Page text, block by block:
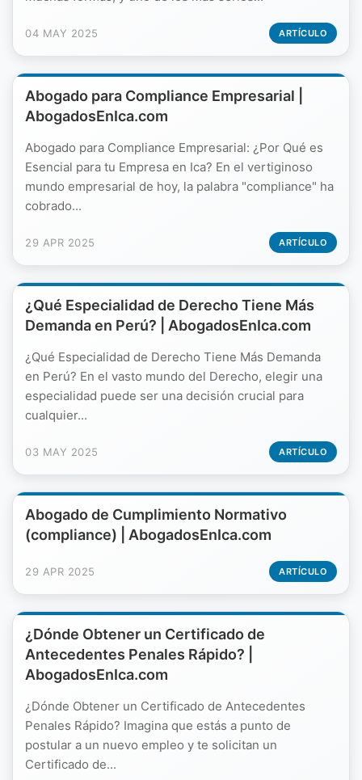
04 MAY 2025 ARTÍCULO
Abogado para Compliance Empresarial |
AbogadosEnIca.com
Abogado para Compliance Empresarial: ¿Por Qué es
Esencial para tu Empresa en Ica? En el vertiginoso
mundo empresarial de hoy, la palabra "compliance" ha
cobrado...
29 APR 2025 ARTÍCULO
¿Qué Especialidad de Derecho Tiene Más
Demanda en Perú? | AbogadosEnIca.com
¿Qué Especialidad de Derecho Tiene Más Demanda
en Perú? En el vasto mundo del Derecho, elegir una
especialidad puede ser una decisión crucial para
cualquier...
03 MAY 2025 ARTÍCULO
Abogado de Cumplimiento Normativo
(compliance) | AbogadosEnIca.com
29 APR 2025 ARTÍCULO
¿Dónde Obtener un Certificado de
Antecedentes Penales Rápido? |
AbogadosEnIca.com
¿Dónde Obtener un Certificado de Antecedentes
Penales Rápido? Imagina que estás a punto de
postular a un nuevo empleo y te solicitan un
Certificado de...